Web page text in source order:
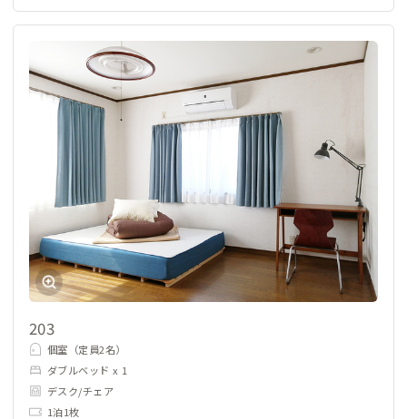
203
個室（定員2名）
ダブルベッド x 1
デスク/チェア
1泊1枚